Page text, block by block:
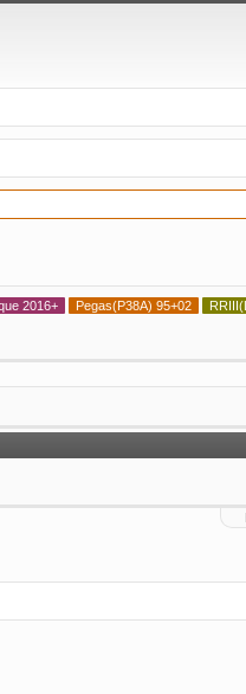
2016+ Pegas(P38A) 95+02